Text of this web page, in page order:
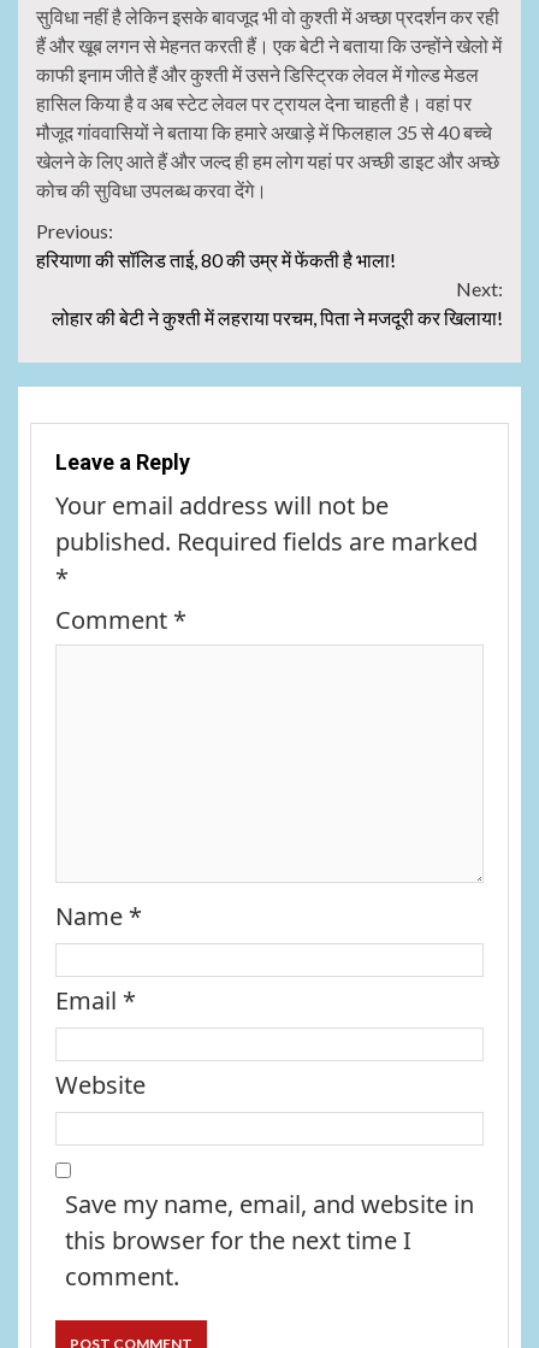
सुविधा नहीं है लेकिन इसके बावजूद भी वो कुश्ती में अच्छा प्रदर्शन कर रही
हैं और खूब लगन से मेहनत करती हैं। एक बेटी ने बताया कि उन्होंने खेलो में
काफी इनाम जीते हैं और कुश्ती में उसने डिस्ट्रिक लेवल में गोल्ड मेडल
हासिल किया है व अब स्टेट लेवल पर ट्रायल देना चाहती है। वहां पर
मौजूद गांववासियों ने बताया कि हमारे अखाड़े में फिलहाल 35 से 40 बच्चे
खेलने के लिए आते हैं और जल्द ही हम लोग यहां पर अच्छी डाइट और अच्छे
कोच की सुविधा उपलब्ध करवा देंगे।
Continue
Previous:
हरियाणा की सॉलिड ताई, 80 की उम्र में फेंकती है भाला!
Next:
लोहार की बेटी ने कुश्ती में लहराया परचम, पिता ने मजदूरी कर खिलाया!
Leave a Reply
Your email address will not be
published. Required fields are marked
*
Comment *
Name *
Email *
Website
Save my name, email, and website in
this browser for the next time I
comment.